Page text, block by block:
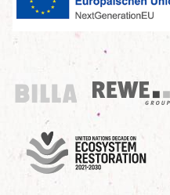
Billa
REWE Group
UN Decade